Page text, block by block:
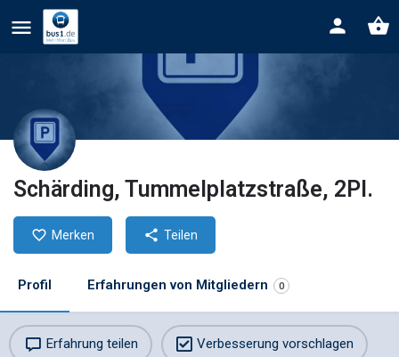
Schärding, Tummelplatzstraße, 2Pl.
Merken Teilen
Profil Erfahrungen von Mitgliedern 0
Erfahrung teilen Verbesserung vorschlagen